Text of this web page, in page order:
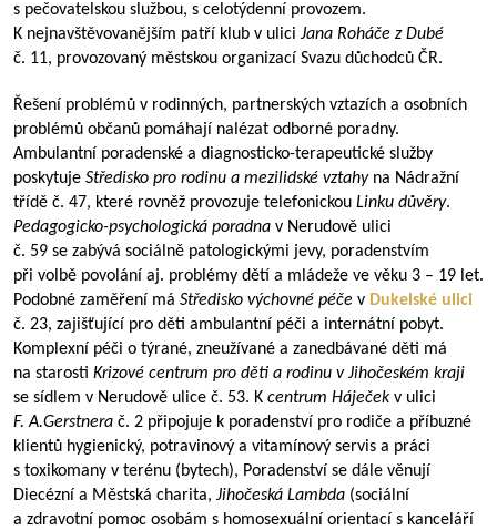
s pečovatelskou službou, s celotýdenní provozem.
K nejnavštěvovanějším patří klub v ulici Jana Roháče z Dubé
č. 11, provozovaný městskou organizací Svazu důchodců ČR.
Řešení problémů v rodinných, partnerských vztazích a osobních
problémů občanů pomáhají nalézat odborné poradny.
Ambulantní poradenské a diagnosticko-terapeutické služby
poskytuje Středisko pro rodinu a mezilidské vztahy na Nádražní
třídě č. 47, které rovněž provozuje telefonickou Linku důvěry.
Pedagogicko-psychologická poradna v Nerudově ulici
č. 59 se zabývá sociálně patologickými jevy, poradenstvím
při volbě povolání aj. problémy dětí a mládeže ve věku 3 – 19 let.
Podobné zaměření má Středisko výchovné péče v Dukelské ulici
č. 23, zajišťující pro děti ambulantní péči a internátní pobyt.
Komplexní péči o týrané, zneužívané a zanedbávané děti má
na starosti Krizové centrum pro děti a rodinu v Jihočeském kraji
se sídlem v Nerudově ulice č. 53. K centrum Háječekv ulici
F. A.Gerstnera č. 2 připojuje k poradenství pro rodiče a příbuzné
klientů hygienický, potravinový a vitamínový servis a práci
s toxikomany v terénu (bytech), Poradenství se dále věnují
Diecézní a Městská charita, Jihočeská Lambda (sociální
a zdravotní pomoc osobám s homosexuální orientací s kanceláří